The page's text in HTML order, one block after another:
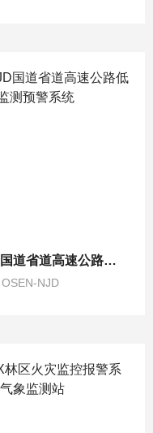
OSEN-NJD国道省道高速公路低能见度气象监测预警系统
OSEN-NJD